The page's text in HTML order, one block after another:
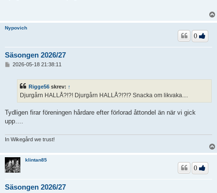
Nypovich
Säsongen 2026/27
0
2026-05-18 21:38:11
Rigge56 skrev: ↑
Djurgårn HALLÅ?!?! Djurgårn HALLÅ?!?!? Snacka om likvaka....
Tydligen firar föreningen hårdare efter förlorad åttondel än när vi gick
upp….
In Wikegård we trust!
klintan85
Säsongen 2026/27
0